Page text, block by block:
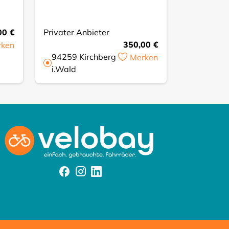
€
Privater Anbieter
350,00 €
94259 Kirchberg
i.Wald
Merken
FacebookInstagram